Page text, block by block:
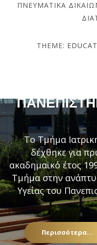
ΠΝΕΥΜΑΤΙΚΆ
THEME:
Το Τμήμα
δέχθηκε για
ακαδημαϊκό έτος
Τμήμα στην
Υγείας του
Περισσότερα...